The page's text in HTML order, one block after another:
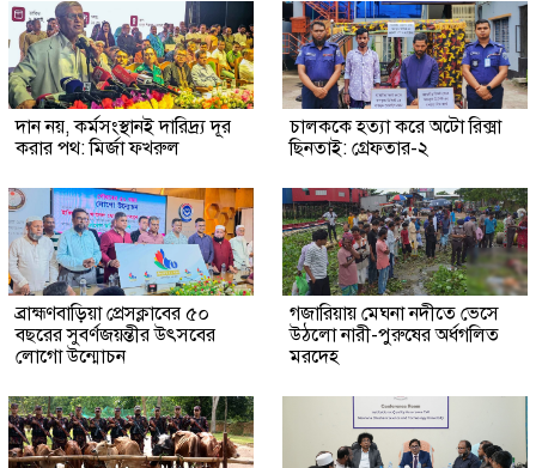
দান নয়, কর্মসংস্থানই দারিদ্র্য দূর
করার পথ: মির্জা ফখরুল
চালককে হত্যা করে অটো রিক্সা
ছিনতাই: গ্রেফতার-২
ব্রাহ্মণবাড়িয়া প্রেসক্লাবের ৫০
বছরের সুবর্ণজয়ন্তীর উৎসবের
লোগো উন্মোচন
গজারিয়ায় মেঘনা নদীতে ভেসে
উঠলো নারী-পুরুষের অর্ধগলিত
মরদেহ